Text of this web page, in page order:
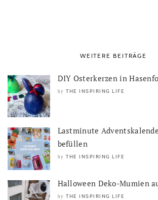
WEITERE BEITRÄGE
DIY Osterkerzen in
by THE INSPIRING LIFE
Lastminute
befüllen
by THE INSPIRING LIFE
Halloween Deko-Mumien
by THE INSPIRING LIFE